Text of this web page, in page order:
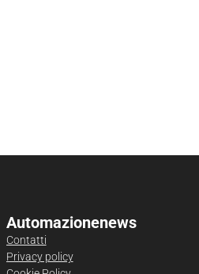
Automazionenews
Contatti
Privacy policy